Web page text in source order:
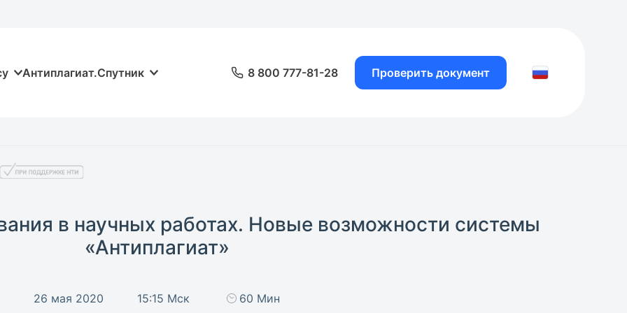
Антиплагиат.Спутник 8 800 777-81-28 Проверить документ
в научных работах. Новые возможности системы
«Антиплагиат»
26 мая 2020 15:15 Мск 60 Мин